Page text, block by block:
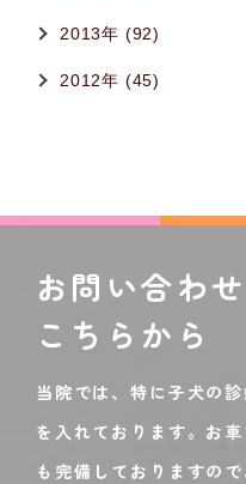
2013年 (92)
2012年 (45)
お問い合わ
こちらから
当院では、特に子犬の
を入れております。お
も完備しておりますの